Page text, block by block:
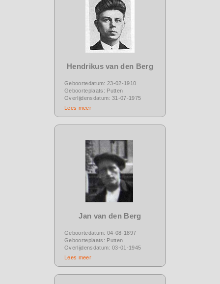
Hendrikus van den Berg
Geboortedatum: 23-02-1910
Geboorteplaats: Putten
Overlijdensdatum: 31-07-1975
Lees meer
Jan van den Berg
Geboortedatum: 04-08-1897
Geboorteplaats: Putten
Overlijdensdatum: 03-01-1945
Lees meer